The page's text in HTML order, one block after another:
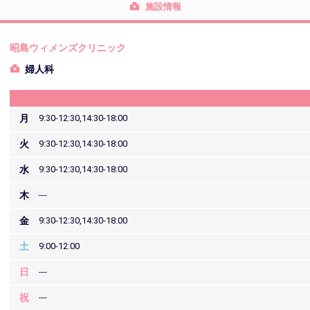
施設情報
昭島ウィメンズクリニック
婦人科
月 9:30-12:30,14:30-18:00
火 9:30-12:30,14:30-18:00
水 9:30-12:30,14:30-18:00
木 ---
金 9:30-12:30,14:30-18:00
土 9:00-12:00
日 ---
祝 ---